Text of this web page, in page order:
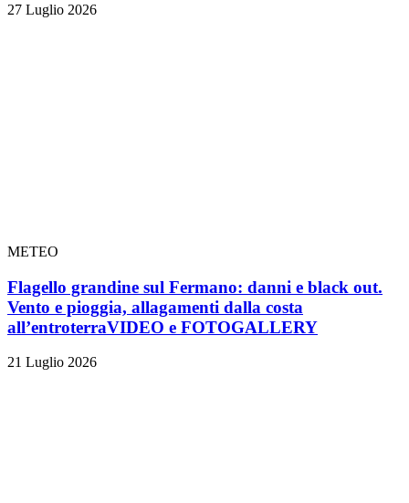
27 Luglio 2026
METEO
Flagello grandine sul Fermano: danni e black out.
Vento e pioggia, allagamenti dalla costa
all’entroterraVIDEO e FOTOGALLERY
21 Luglio 2026